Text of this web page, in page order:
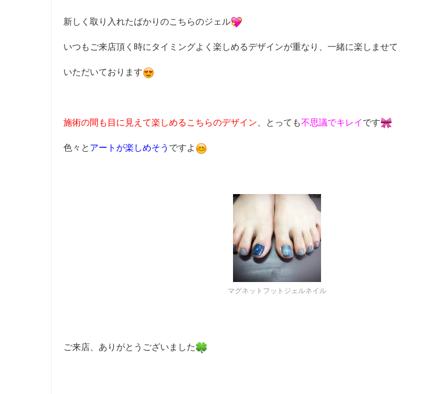
新しく取り入れたばかりのこちらのジェル
いつもご来店頂く時にタイミングよく楽しめるデザインが重なり、一緒に楽しませて
いただいております
施術の間も目に見えて楽しめるこちらのデザイン、とっても不思議でキレイです
色々と アートが楽しめそう ですよ
マグネットフットジェルネイル
ご来店、ありがとうございました